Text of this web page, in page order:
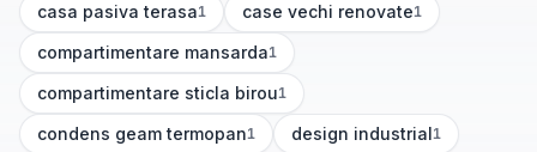
casa pasiva terasa
(1articole) 1 case vechi renovate
(1articole) 1
compartimentare mansarda
(1articole) 1
compartimentare sticla birou
(1articole) 1
condens geam termopan
(1articole) 1 design industrial
(1articole) 1